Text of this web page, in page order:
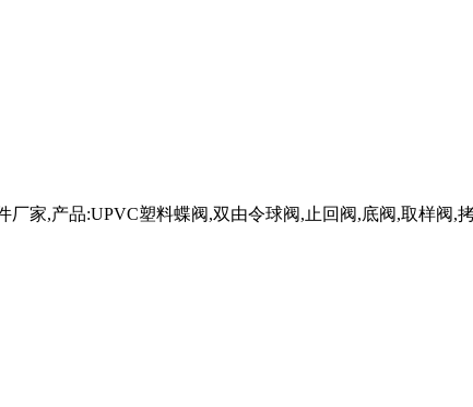
家,产品:UPVC塑料蝶阀,双由令球阀,止回阀,底阀,取样阀,